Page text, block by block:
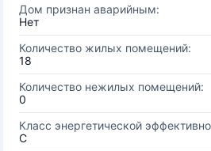
Дом признан аварийным:
Нет
Количество жилых помещений:
18
Количество нежилых помещений:
0
Класс энергетической
C